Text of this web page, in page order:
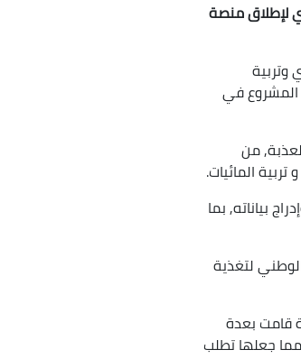
لإطلاق منصة
وتربية
بوهران, أن المشروع في
من
المائيات.
بياناته, بما
لتغذية
هذه الشركة قامت بعدة
جعلها تطلب